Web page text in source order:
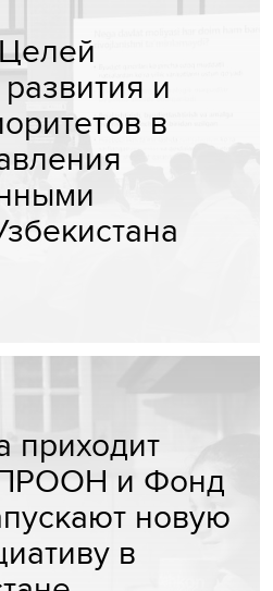
и
в
приходит
и Фонд
новую
в